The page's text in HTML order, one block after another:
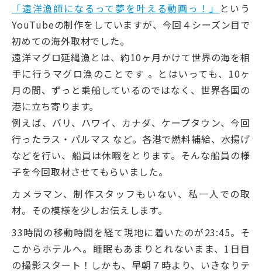
「遠洋漁師になるって夢を叶える動画っ！」
という
YouTubeの制作をしていますが、今回４シーズン目で
初めての海外取材でした。
遠洋マグロ延縄漁とは、約10ヶ月かけて世界の海を相
手に行うマグロ漁のことです 。とはいっても、10ヶ
月の間、ずっと乗船しているのではなく、世界各国の
港に立ち寄ります。
例えば、バリ、ハワイ、カナダ、ケープタウン、今回
行ったラス・パルマス など。各港で燃料補給、水揚げ
などを行い、船員は休暇をとります。そんな船員の様
子を今回取材させてもらいました。
カメラマン、制作スタッフもいない、私一人での取
材。その模様を少しお伝えします。
33時間の移動時間を経て現地に着いたのが23:45。そ
こからホテルへ。睡眠もあまりとれないまま、1日目
の撮影スタート！しかも、早朝７時より、いきなりテ